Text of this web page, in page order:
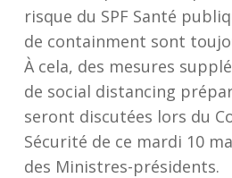
risque du SPF Santé
de containment sont
À cela, des mesures
de social distancing
seront discutées lors du
Sécurité de ce mardi 10
des Ministres-présidents.